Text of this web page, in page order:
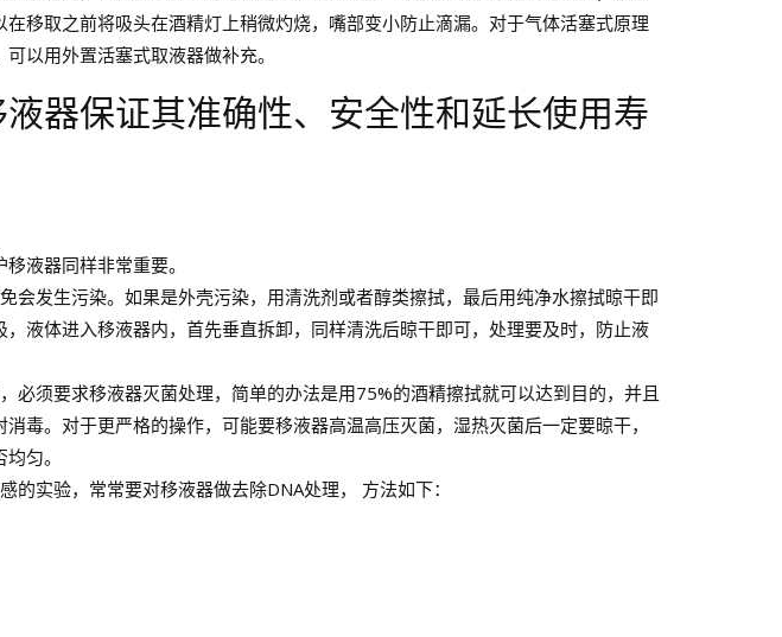
移取之前将吸头在酒精灯上稍微灼烧，嘴部变小防止滴漏。对于气体活塞式原理
以用外置活塞式取液器做补充。
器保证其准确性、安全性和延长使用寿
液器同样非常重要。
会发生污染。如果是外壳污染，用清洗剂或者醇类擦拭，最后用纯净水擦拭晾干即
液体进入移液器内，首先垂直拆卸，同样清洗后晾干即可，处理要及时，防止液
必须要求移液器灭菌处理，简单的办法是用75%的酒精擦拭就可以达到目的，并且
毒。对于更严格的操作，可能要移液器高温高压灭菌，湿热灭菌后一定要晾干，
匀。
的实验，常常要对移液器做去除DNA处理， 方法如下：